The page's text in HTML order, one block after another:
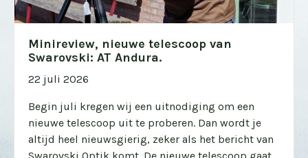
Minireview, nieuwe telescoop van
Swarovski: AT Andura.
22 juli 2026
Begin juli kregen wij een uitnodiging om een
nieuwe telescoop uit te proberen. Dan wordt je
altijd heel nieuwsgierig, zeker als het bericht van